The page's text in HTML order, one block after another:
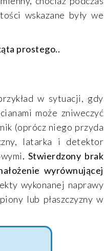
wskazane były we
prostego..
w sytuacji, gdy
może zniweczyć
(oprócz niego przyda
latarka i detektor
. Stwierdzony brak
wyrównującej
wykonanej naprawy
lub płaszczyzny w